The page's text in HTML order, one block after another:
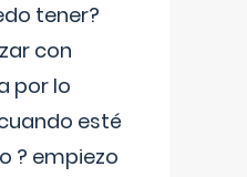
tener?
con
por lo
esté
? empiezo